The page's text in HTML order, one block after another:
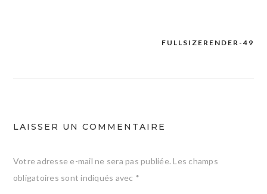
FULLSIZERENDER-49
LAISSER UN COMMENTAIRE
Votre adresse e-mail ne sera pas publiée. Les champs
obligatoires sont indiqués avec *